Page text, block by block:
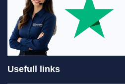
Usefull links